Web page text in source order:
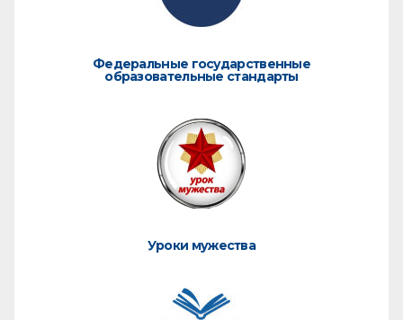
Федеральные государственные
образовательные стандарты
Уроки мужества